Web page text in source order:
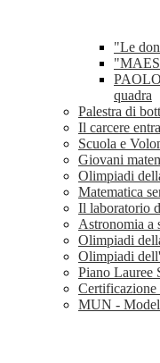
"Le
quadra
Palestra di
Il carcere
Scuola e
Giovani
Olimpiadi
Matematica
Il laboratorio
Astronomia a
Olimpiadi
Olimpiadi
Piano Lauree
Certificazione
MUN -